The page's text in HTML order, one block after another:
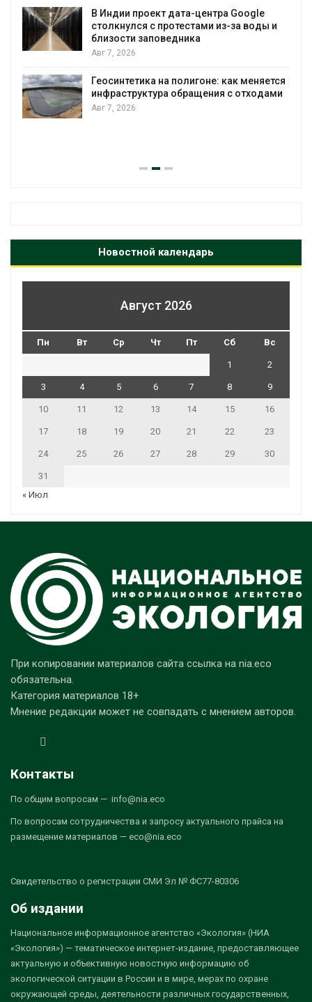
В Индии проект дата-центра Google
столкнулся с протестами из-за воды и
близости заповедника
Авг 7, 2026
Геосинтетика на полигоне: как меняется
инфраструктура обращения с отходами
Авг 7, 2026
Новостной календарь
Август 2026
Пн Вт Ср Чт Пт Сб Вс
1 2
3 4 5 6 7 8 9
10 11 12 13 14 15 16
17 18 19 20 21 22 23
24 25 26 27 28 29 30
31
« Июл
При копировании материалов сайта ссылка на nia.eco
обязательна.
Категория материалов 18+
Мнение редакции может не совпадать с мнением авторов.
Контакты
По общим вопросам — info@nia.eco
По вопросам сотрудничества и запросу актуального прайса на
размещение материалов — eco@nia.eco
Свидетельство о регистрации СМИ Эл № ФС77-80306
Об издании
Национальное информационное агентство «Экология» (НИА
«Экология») — тематическое интернет-издание, предоставляющее
актуальную и объективную новостную информацию об
экологической ситуации в России и в мире, мерах по охране
окружающей среды, деятельности различных государственных,